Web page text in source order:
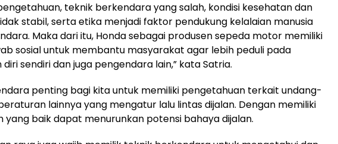
teknik berkendara yang salah, kondisi kesehatan dan
stabil, serta etika menjadi faktor pendukung kelalaian manusia
Maka dari itu, Honda sebagai produsen sepeda motor memiliki
sosial untuk membantu masyarakat agar lebih peduli pada
sendiri dan juga pengendara lain,” kata Satria.
penting bagi kita untuk memiliki pengetahuan terkait undang-
lainnya yang mengatur lalu lintas dijalan. Dengan memiliki
yang baik dapat menurunkan potensi bahaya dijalan.